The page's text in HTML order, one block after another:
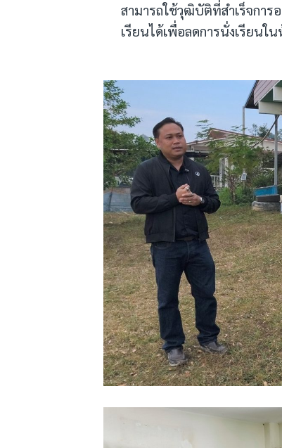
สามารถใช้วุฒิบัติที่สำเร็จกา
เรียนได้เพื่อลดการนั่งเรียน